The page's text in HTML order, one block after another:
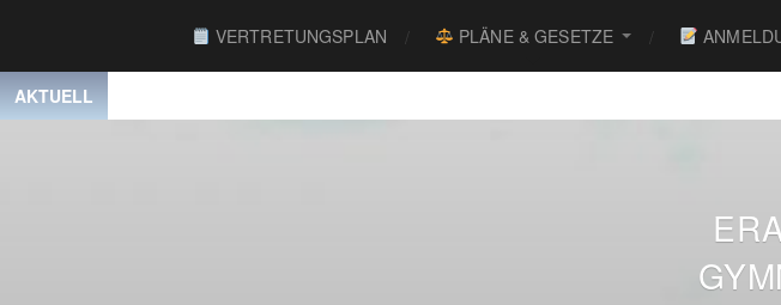
VERTRETUNGSPLAN PLÄNE & GESETZE
AKTUELL